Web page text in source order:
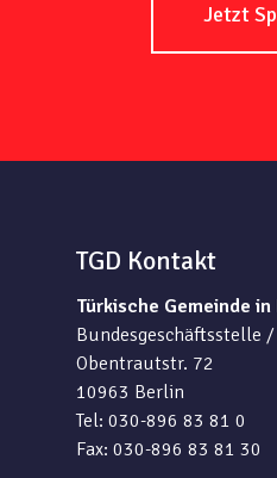
Jetzt
TGD Kontakt
Türkische Gemeinde in
Bundesgeschäftsstelle
Obentrautstr. 72
10963 Berlin
Tel: 030-896 83 81 0
Fax: 030-896 83 81 30